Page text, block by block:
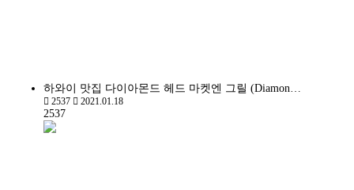
하와이 맛집 다이아몬드 헤드 마켓엔 그릴 (Diamon…
2537 2021.01.18
2537